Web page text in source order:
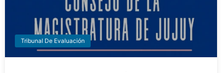
Tribunal De Evaluación